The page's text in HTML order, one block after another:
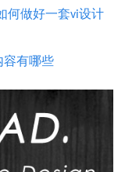
何做好一套vi设计
容有哪些